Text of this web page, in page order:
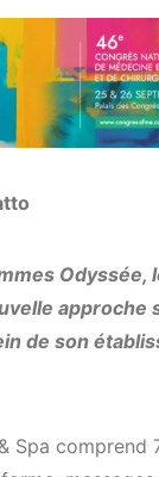
Odyssée,
approche
de son
Spa comprend